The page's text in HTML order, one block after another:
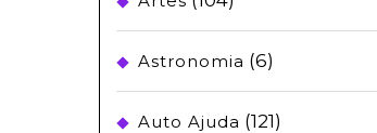
Astronomia (6)
Auto Ajuda (121)